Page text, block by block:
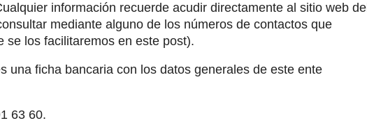
información recuerde acudir directamente al sitio web del
mediante alguno de los números de contactos que
se los facilitaremos en este post).
una ficha bancaria con los datos generales de este ente
63 60.